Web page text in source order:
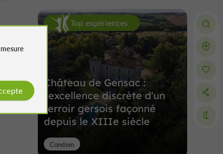
Top expériences
Château de Gensac :
l'excellence discrète d'un
terroir gersois façonné
depuis le XIIIe siècle
Condom
mesure